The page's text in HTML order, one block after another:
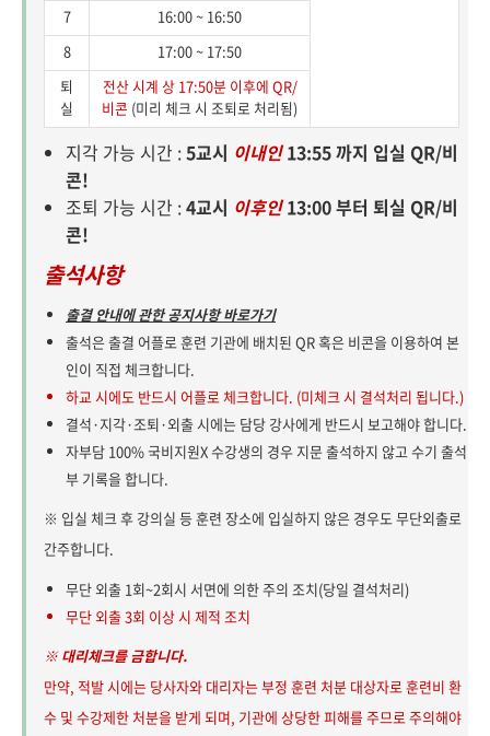
7
16:00 ~ 16:50
8
17:00 ~ 17:50
퇴
실
전산 시계 상 17:50분 이후에 QR/
비콘 (미리 체크 시 조퇴로 처리됨)
지각 가능 시간 :5교시 이내인13:55 까지 입실 QR/비
콘!
조퇴 가능 시간 :4교시 이후인13:00 부터 퇴실 QR/비
콘!
출석사항
출결 안내에 관한 공지사항 바로가기
출석은 출결 어플로 훈련 기관에 배치된 QR 혹은 비콘을 이용하여 본
인이 직접 체크합니다.
하교 시에도 반드시 어플로 체크합니다. (미체크 시 결석처리 됩니다.)
결석·지각·조퇴·외출 시에는 담당 강사에게 반드시 보고해야 합니다.
자부담 100% 국비지원X 수강생의 경우 지문 출석하지 않고 수기 출석
부 기록을 합니다.
※ 입실 체크 후 강의실 등 훈련 장소에 입실하지 않은 경우도 무단외출로
간주합니다.
무단 외출 1회~2회시 서면에 의한 주의 조치(당일 결석처리)
무단 외출 3회 이상 시 제적 조치
※ 대리체크를 금합니다.
만약, 적발 시에는 당사자와 대리자는 부정 훈련 처분 대상자로 훈련비 환
수 및 수강제한 처분을 받게 되며, 기관에 상당한 피해를 주므로 주의해야